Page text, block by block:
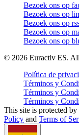
Bezoek ons op
Bezoek ons op
Bezoek ons op
Bezoek ons op
Bezoek ons op
© 2026 Euractiv ES.
Política de
Términos y
Términos y
Términos y
This site is protected
Policy and Terms of